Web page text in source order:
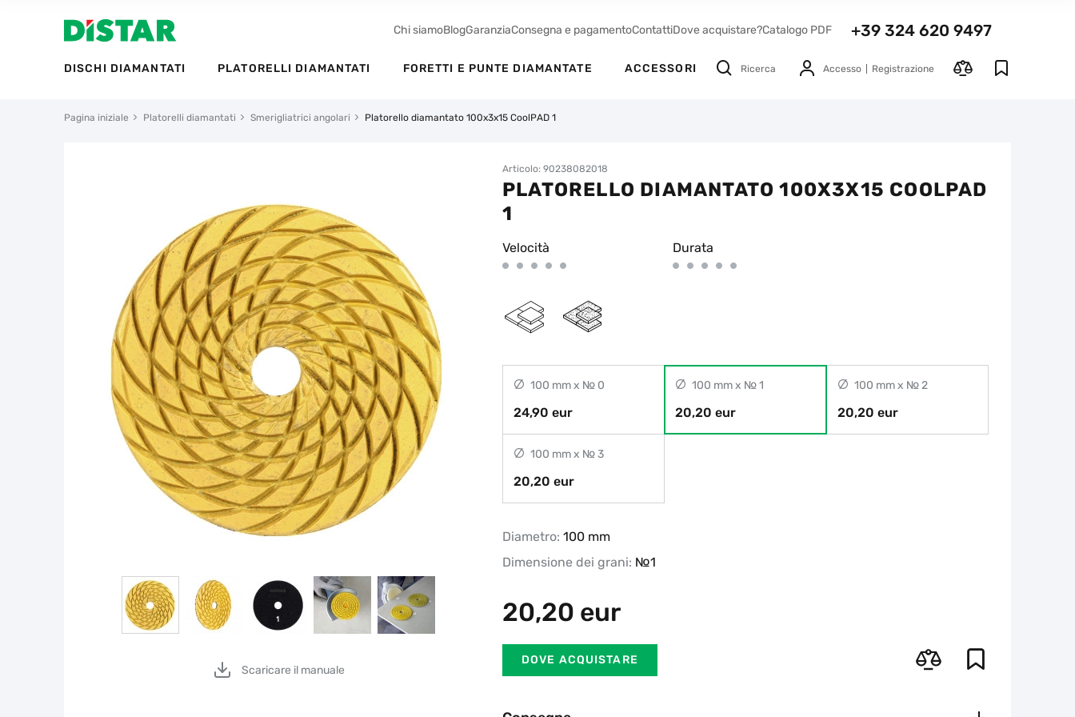
Chi siamoBlogGaranziaConsegna e pagamentoContattiDove acquistare?Catalogo PDF +39 324 620 9497
DISCHI DIAMANTATI PLATORELLI DIAMANTATI FORETTI E PUNTE DIAMANTATE ACCESSORI Ricerca Accesso Registrazione
Pagina iniziale Platorelli diamantati Smerigliatrici angolari Platorello diamantato 100x3x15 CoolPAD 1
Scaricare il manuale
Articolo: 90238082018
PLATORELLO DIAMANTATO 100X3X15 COOLPAD
1
Velocità Durata
100 mm x № 0
24,90 eur
100 mm x № 1
20,20 eur
100 mm x № 2
20,20 eur
100 mm x № 3
20,20 eur
Diametro: 100 mm
Dimensione dei grani: №1
20,20 eur
DOVE ACQUISTARE